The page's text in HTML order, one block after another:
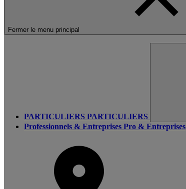
Fermer le menu principal
PARTICULIERS PARTICULIERS
Professionnels & Entreprises Pro & Entreprises